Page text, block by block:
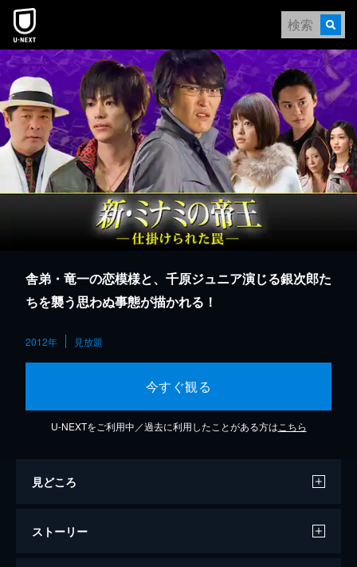
本文へスキップ
舎弟・竜一の恋模様と、千原ジュニア演じる銀次郎た
ちを襲う思わぬ事態が描かれる！
2012年 見放題
今すぐ観る
U-NEXTをご利用中／過去に利用したことがある方は こちら
見どころ
ストーリー